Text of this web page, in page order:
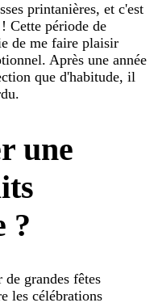
printanières, et c'est
Cette période de
de me faire plaisir
Après une année
que d'habitude, il
une
?
de grandes fêtes
les célébrations